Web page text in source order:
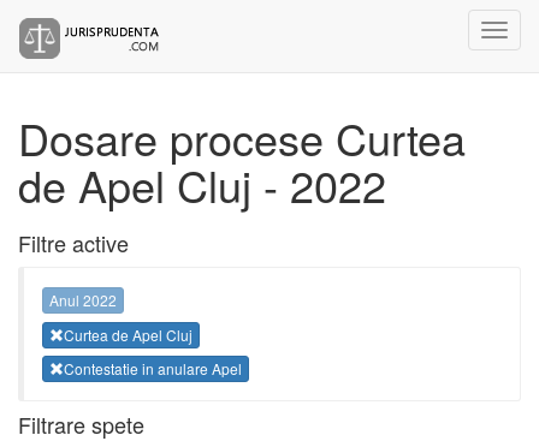
Dosare procese Curtea
de Apel Cluj - 2022
Filtre active
Anul 2022
Curtea de Apel Cluj
Contestatie in anulare Apel
Filtrare spete